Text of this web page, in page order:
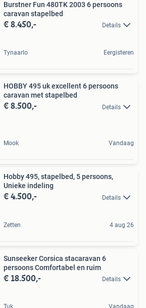
Burstner Fun 480TK 2003 6 persoons
caravan stapelbed
€ 8.450,- Details
Tynaarlo Eergisteren
HOBBY 495 uk excellent 6 persoons
caravan met stapelbed
€ 8.500,- Details
Mook Vandaag
Hobby 495, stapelbed, 5 persoons,
Unieke indeling
€ 4.500,- Details
Zetten 4 aug 26
Sunseeker Corsica stacaravan 6
persoons Comfortabel en ruim
€ 18.500,- Details
Tuk Vandaag